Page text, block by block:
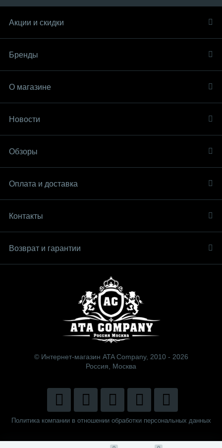
Акции и скидки
Бренды
О магазине
Новости
Обзоры
Оплата и доставка
Контакты
Возврат и гарантии
© Интернет-магазин ATA Company, 2010 - 2026
Россия, Москва
Политика компании в отношении обработки персональных данных